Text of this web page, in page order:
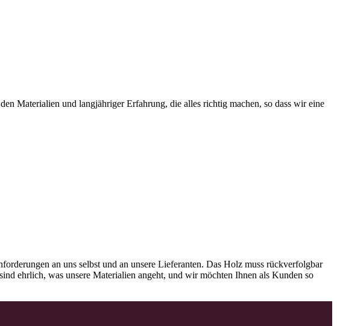
Materialien und langjähriger Erfahrung, die alles richtig machen, so dass wir eine
an uns selbst und an unsere Lieferanten. Das Holz muss rückverfolgbar
ehrlich, was unsere Materialien angeht, und wir möchten Ihnen als Kunden so